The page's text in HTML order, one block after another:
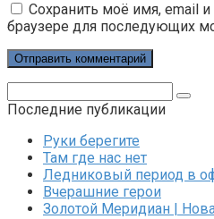
Сохранить моё имя, email и
браузере для последующих
Последние публикации
Руки берегите
Там где нас нет
Ледниковый период в
Вчерашние герои
Золотой Меридиан |